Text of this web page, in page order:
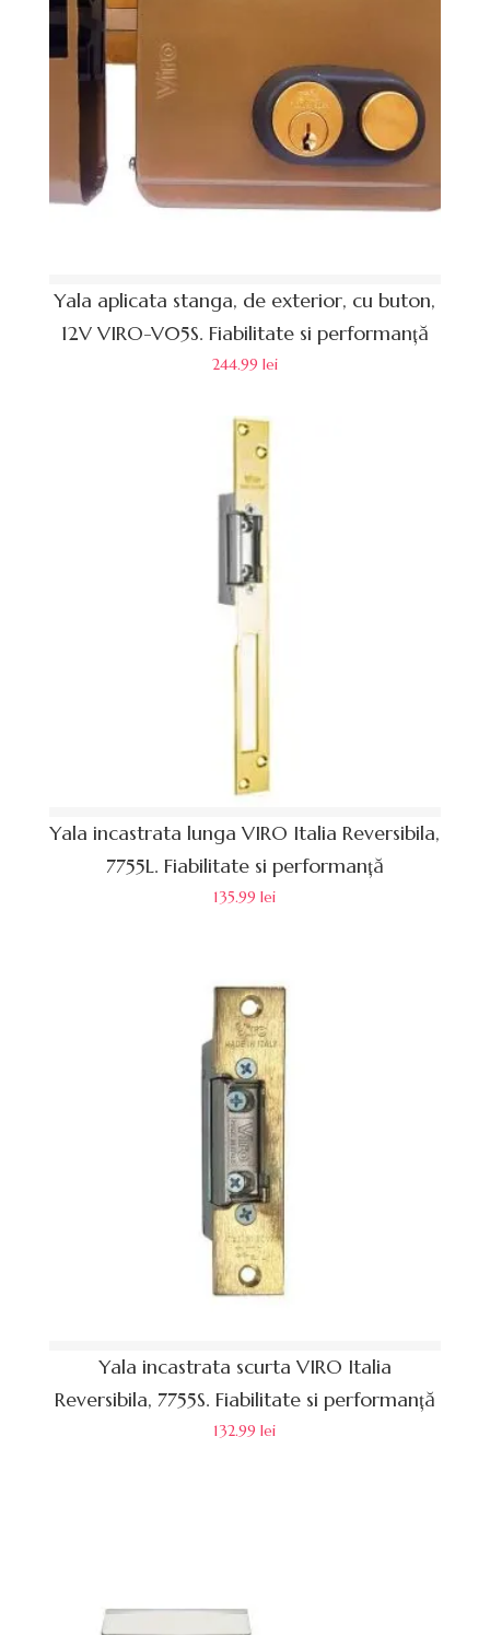
Yala aplicata stanga, de exterior, cu buton,
12V VIRO-V05S. Fiabilitate si performanță
244.99 lei
Yala incastrata lunga VIRO Italia Reversibila,
7755L. Fiabilitate si performanță
135.99lei
Yala incastrata scurta VIRO Italia
Reversibila, 7755S. Fiabilitate si performanță
132.99lei